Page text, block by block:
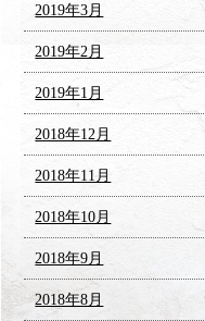
2019年3月
2019年2月
2019年1月
2018年12月
2018年11月
2018年10月
2018年9月
2018年8月